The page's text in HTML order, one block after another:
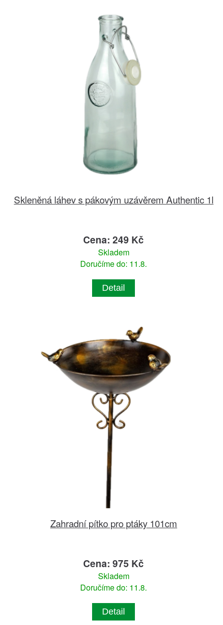
Skleněná láhev s pákovým uzávěrem Authentic 1l
Cena: 249 Kč
Skladem
Doručíme do: 11.8.
Detail
Zahradní pítko pro ptáky 101cm
Cena: 975 Kč
Skladem
Doručíme do: 11.8.
Detail